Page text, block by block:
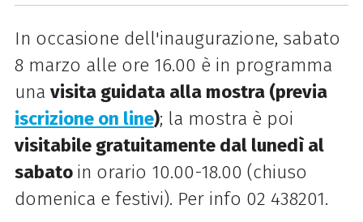
In occasione dell'inaugurazione, sabato
8 marzo alle ore 16.00 è in programma
una visita guidata alla mostra (previa
iscrizione on line); la mostra è poi
visitabile gratuitamente dal lunedì al
sabato in orario 10.00-18.00 (chiuso
domenica e festivi). Per info 02 438201.